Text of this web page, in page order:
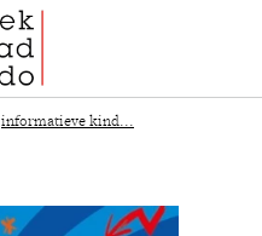
informatieve kind...